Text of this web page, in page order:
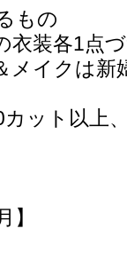
もの
衣装各1点
メイクは新
ット以上
】